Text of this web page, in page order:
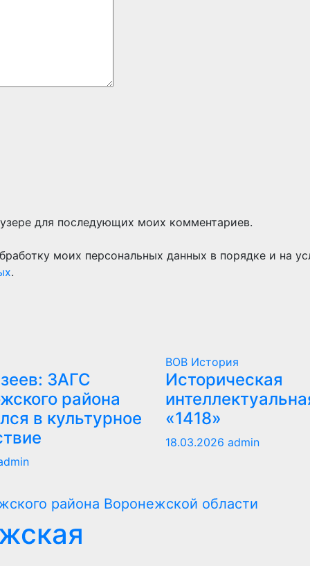
для последующих моих комментариев.
моих персональных данных в порядке и на
.
ЗАГС
района
в культурное
ВОВ История
Историческая
«1418»
18.03.2026 admin